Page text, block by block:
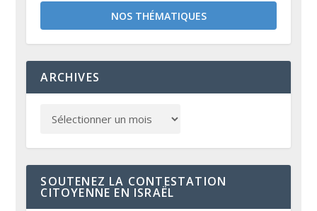
NOS THÉMATIQUES
ARCHIVES
SOUTENEZ LA CONTESTATION
CITOYENNE EN ISRAËL